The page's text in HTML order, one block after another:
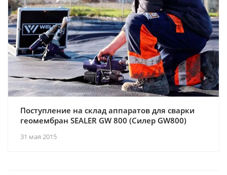
31 мая 2015
Поступление на склад аппаратов для сварки
геомембран SEALER GW 800 (Силер GW800)